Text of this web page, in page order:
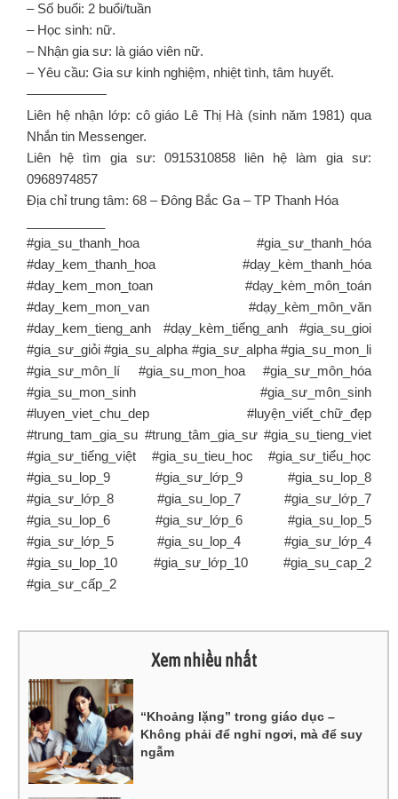
– Số buổi: 2 buổi/tuần
– Học sinh: nữ.
– Nhận gia sư: là giáo viên nữ.
– Yêu cầu: Gia sư kinh nghiệm, nhiệt tình, tâm huyết.
——————
Liên hệ nhận lớp: cô giáo Lê Thị Hà (sinh năm 1981) qua
Nhắn tin Messenger.
Liên hệ tìm gia sư: 0915310858 liên hệ làm gia sư:
0968974857
Địa chỉ trung tâm: 68 – Đông Bắc Ga – TP Thanh Hóa
#gia_su_thanh_hoa #gia_sư_thanh_hóa
#day_kem_thanh_hoa #dạy_kèm_thanh_hóa
#day_kem_mon_toan #dạy_kèm_môn_toán
#day_kem_mon_van #dạy_kèm_môn_văn
#day_kem_tieng_anh #dạy_kèm_tiếng_anh #gia_su_gioi
#gia_sư_giỏi #gia_su_alpha #gia_sư_alpha #gia_su_mon_li
#gia_sư_môn_lí #gia_su_mon_hoa #gia_sư_môn_hóa
#gia_su_mon_sinh #gia_sư_môn_sinh
#luyen_viet_chu_dep #luyện_viết_chữ_đẹp
#trung_tam_gia_su #trung_tâm_gia_sư #gia_su_tieng_viet
#gia_sư_tiếng_việt #gia_su_tieu_hoc #gia_sư_tiểu_học
#gia_su_lop_9 #gia_sư_lớp_9 #gia_su_lop_8
#gia_sư_lớp_8 #gia_su_lop_7 #gia_sư_lớp_7
#gia_su_lop_6 #gia_sư_lớp_6 #gia_su_lop_5
#gia_sư_lớp_5 #gia_su_lop_4 #gia_sư_lớp_4
#gia_su_lop_10 #gia_sư_lớp_10 #gia_su_cap_2
#gia_sư_cấp_2
Xem nhiều nhất
“Khoảng lặng” trong giáo dục –
Không phải để nghỉ ngơi, mà để suy
ngẫm